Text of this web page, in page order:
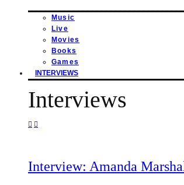
Music
Live
Movies
Books
Games
INTERVIEWS
Interviews
Interview: Amanda